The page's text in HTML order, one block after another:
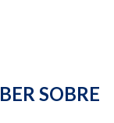
SOBRE